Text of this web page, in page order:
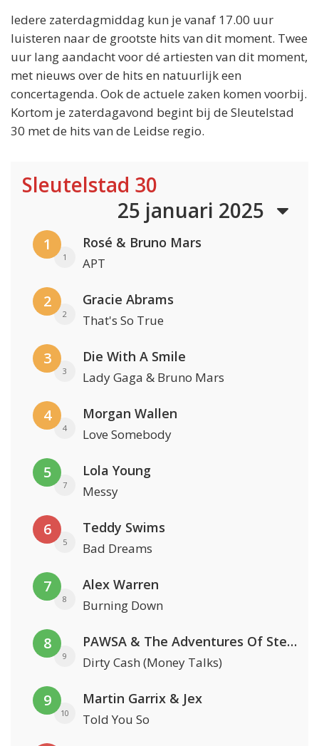
Iedere zaterdagmiddag kun je vanaf 17.00 uur
luisteren naar de grootste hits van dit moment. Twee
uur lang aandacht voor dé artiesten van dit moment,
met nieuws over de hits en natuurlijk een
concertagenda. Ook de actuele zaken komen voorbij.
Kortom je zaterdagavond begint bij de Sleutelstad
30 met de hits van de Leidse regio.
Sleutelstad 30
25 januari 2025
1
1
Rosé & Bruno Mars
APT
2
2
Gracie Abrams
That's So True
3
3
Die With A Smile
Lady Gaga & Bruno Mars
4
4
Morgan Wallen
Love Somebody
5
7
Lola Young
Messy
6
5
Teddy Swims
Bad Dreams
7
8
Alex Warren
Burning Down
8
9
PAWSA & The Adventures Of Stevie V
Dirty Cash (Money Talks)
9
10
Martin Garrix & Jex
Told You So